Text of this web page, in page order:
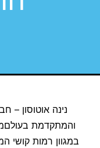
נינה אוטוסון –
והמתקדמת
במגוון רמות קושי